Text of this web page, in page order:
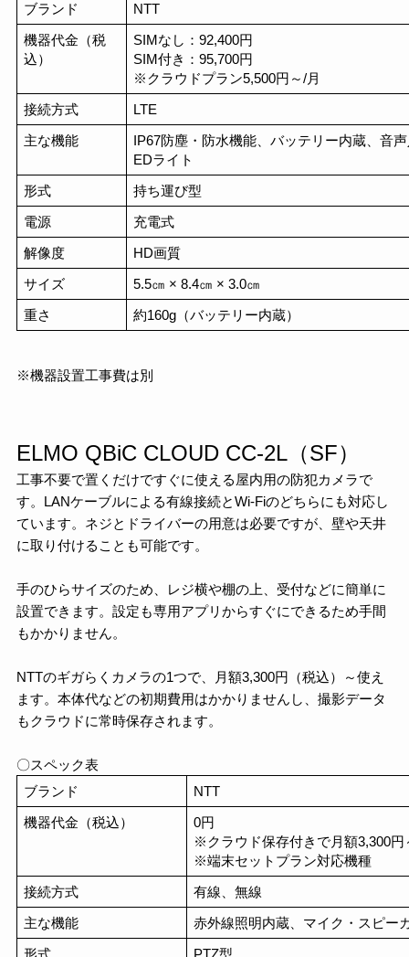
ブランド
NTT
機器代金（税
込）
SIMなし：92,400円
SIM付き：95,700円
※クラウドプラン5,500円～/月
接続方式 LTE
主な機能
IP67防塵・防水機能、バッテリー内蔵、音
EDライト
形式 持ち運び型
電源 充電式
解像度 HD画質
サイズ 5.5㎝ × 8.4㎝ × 3.0㎝
重さ 約160g（バッテリー内蔵）
※機器設置工事費は別
ELMO QBiC CLOUD CC-2L（SF）
工事不要で置くだけですぐに使える屋内用の防犯カメラで
す。LANケーブルによる有線接続とWi-Fiのどちらにも対応し
ています。ネジとドライバーの用意は必要ですが、壁や天井
に取り付けることも可能です。
手のひらサイズのため、レジ横や棚の上、受付などに簡単に
設置できます。設定も専用アプリからすぐにできるため手間
もかかりません。
NTTのギガらくカメラの1つで、月額3,300円（税込）～使え
ます。本体代などの初期費用はかかりませんし、撮影データ
もクラウドに常時保存されます。
〇スペック表
ブランド
NTT
機器代金（税込）
0円
※クラウド保存付きで月額3,300円
※端末セットプラン対応機種
接続方式 有線、無線
主な機能 赤外線照明内蔵、マイク・スピー
形式 PTZ型